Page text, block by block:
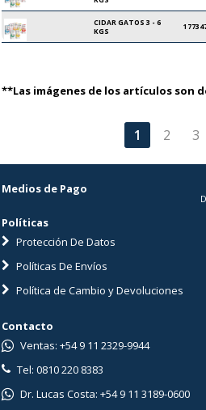
CIDAR GATOS 3 - 6
KGS
**Las imágenes de los artículos son
1 2 3
Medios de Pago
Políticas
Protección De Datos
Políticas De Envíos
Política de Cambio y Devoluciones
Contacto
Ventas: +54 9 11 2329-9944
Tel: 0810 220 8383
Dr. Lucas Costa: +54 9 11 3189-0600